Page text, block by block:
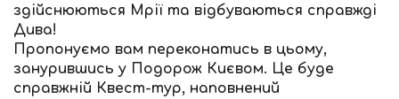
здійснюються Мрії та відбуваються справжді
Дива!
Пропонуємо вам переконатись в цьому,
занурившись у Подорож Києвом. Це буде
справжній Квест-тур, наповнений